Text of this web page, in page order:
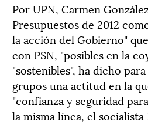
Por UPN, Carmen
Presupuestos de 2012
la acción del Gobierno"
con PSN, "posibles en la
"sostenibles", ha dicho
grupos una actitud en la
"confianza y seguridad
la misma línea, el socialista